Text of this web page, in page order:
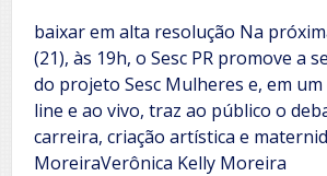
rua
baixar em alta resolução Na
(21), às 19h, o Sesc PR promove a
do projeto Sesc Mulheres e, em
line e ao vivo, traz ao público o
carreira, criação artística e
MoreiraVerônica Kelly Moreira